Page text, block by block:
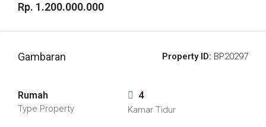
Rp. 1.200.000.000
Gambaran Property ID: BP20297
Rumah
Type Property
4
Kamar Tidur